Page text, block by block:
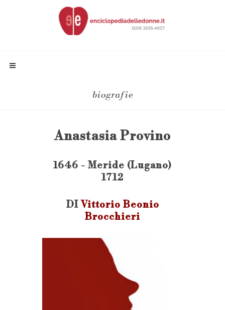
biografie
Anastasia Provino
1646 - Meride (Lugano)
1712
DIVittorio Beonio
Brocchieri